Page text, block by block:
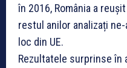
în 2016, România a
restul anilor analizați
loc din UE.
Rezultatele surprinse în